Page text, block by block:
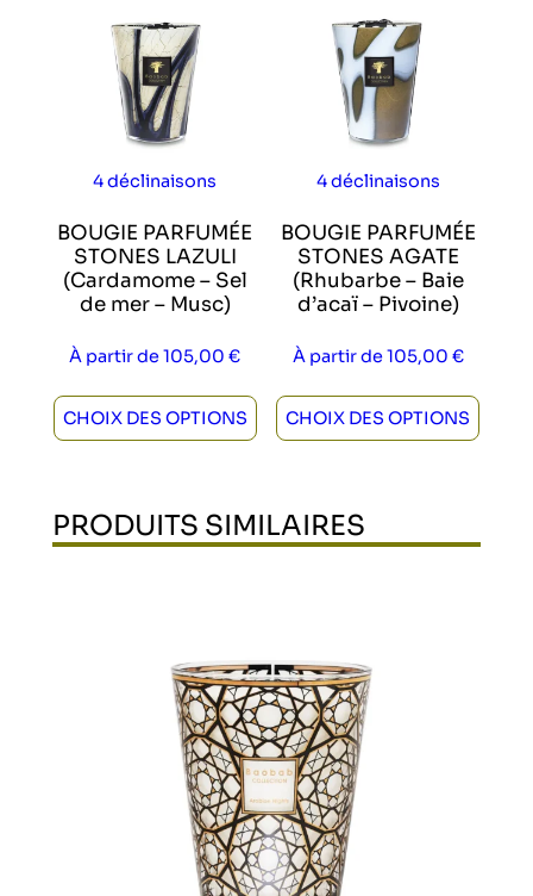
4 déclinaisons
BOUGIE PARFUMÉE
STONES LAZULI
(Cardamome – Sel
de mer – Musc)
À partir de105,00€
CHOIX DES OPTIONS
4 déclinaisons
BOUGIE PARFUMÉE
STONES AGATE
(Rhubarbe – Baie
d’acaï – Pivoine)
À partir de105,00 €
CHOIX DES OPTIONS
PRODUITS SIMILAIRES